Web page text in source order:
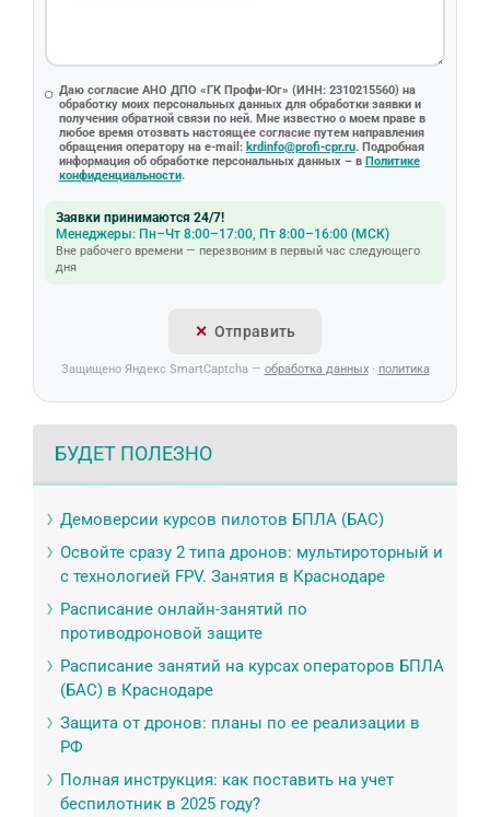
Даю согласие АНО ДПО «ГК Профи-Юг» (ИНН: 2310215560) на
обработку моих персональных данных для обработки заявки и
получения обратной связи по ней. Мне известно о моем праве в
любое время отозвать настоящее согласие путем направления
обращения оператору на e-mail: krdinfo@profi-cpr.ru. Подробная
информация об обработке персональных данных – в Политике
конфиденциальности.
Заявки принимаются 24/7!
Менеджеры: Пн–Чт 8:00–17:00, Пт 8:00–16:00 (МСК)
Вне рабочего времени — перезвоним в первый час следующего
дня
Отправить
Защищено Яндекс SmartCaptcha — обработка данных· политика
БУДЕТ ПОЛЕЗНО
Демоверсии курсов пилотов БПЛА (БАС)
Освойте сразу 2 типа дронов: мультироторный и
с технологией FPV. Занятия в Краснодаре
Расписание онлайн-занятий по
противодроновой защите
Расписание занятий на курсах операторов БПЛА
(БАС) в Краснодаре
Защита от дронов: планы по ее реализации в
РФ
Полная инструкция: как поставить на учет
беспилотник в 2025 году?